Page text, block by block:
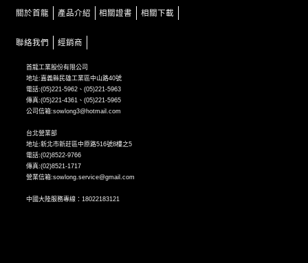
關於首龍 產品介紹 相關證書 相關下載
聯絡我們 經銷商
首龍工業股份有限公司
地址:嘉義縣民雄工業區中山路40號
電話:(05)221-5962、(05)221-5963
傳真:(05)221-4361、(05)221-5965
公司信箱:sowlong3@hotmail.com
台北營業部
地址:新北市新莊區中原路516號8樓之5
電話:(02)8522-9766
傳真:(02)8521-1717
營業信箱:sowlong.service@gmail.com
中國大陸服務專線：18022183121